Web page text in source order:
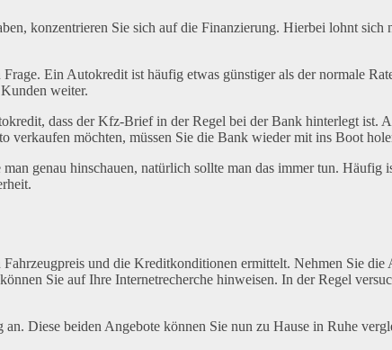
konzentrieren Sie sich auf die Finanzierung. Hierbei lohnt
Ein Autokredit ist häufig etwas günstiger als der normale
weiter.
dass der Kfz-Brief in der Regel bei der Bank hinterlegt ist.
möchten, müssen Sie die Bank wieder mit ins Boot
genau hinschauen, natürlich sollte man das immer tun.
und die Kreditkonditionen ermittelt. Nehmen Sie
Sie auf Ihre Internetrecherche hinweisen. In der Regel
Diese beiden Angebote können Sie nun zu Hause in Ruhe